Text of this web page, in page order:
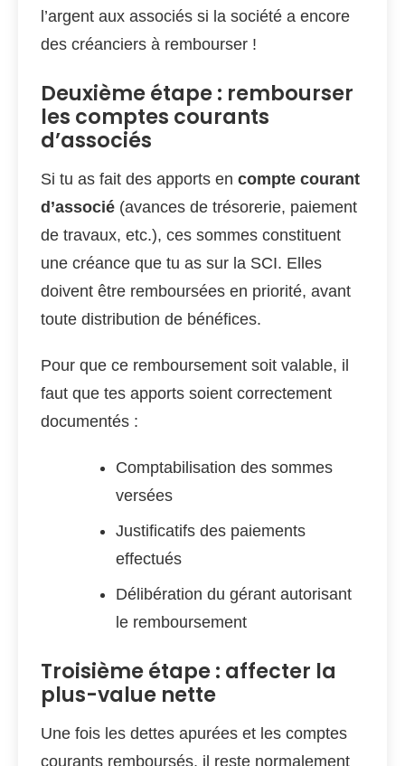
l’argent aux associés si la société a encore
des créanciers à rembourser !
Deuxième étape : rembourser
les comptes courants
d’associés
Si tu as fait des apports en compte courant
d’associé (avances de trésorerie, paiement
de travaux, etc.), ces sommes constituent
une créance que tu as sur la SCI. Elles
doivent être remboursées en priorité, avant
toute distribution de bénéfices.
Pour que ce remboursement soit valable, il
faut que tes apports soient correctement
documentés :
Comptabilisation des sommes
versées
Justificatifs des paiements
effectués
Délibération du gérant autorisant
le remboursement
Troisième étape : affecter la
plus-value nette
Une fois les dettes apurées et les comptes
courants remboursés, il reste normalement